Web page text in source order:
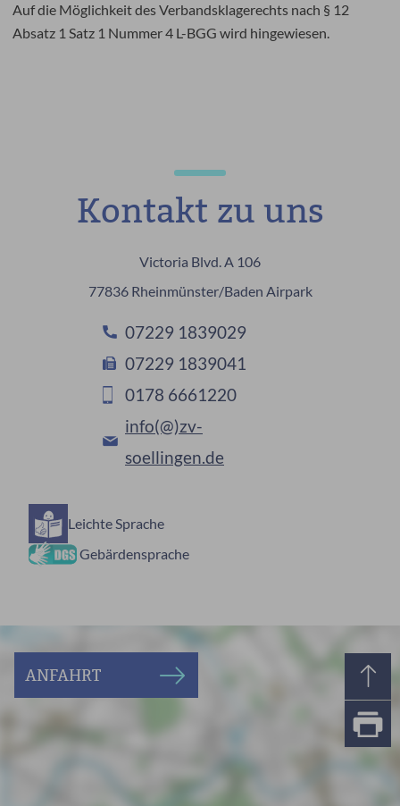
Auf die Möglichkeit des Verbandsklagerechts nach § 12
Absatz 1 Satz 1 Nummer 4 L-BGG wird hingewiesen.
Kontakt zu uns
Victoria Blvd. A 106
77836 Rheinmünster/Baden Airpark
07229 1839029
07229 1839041
0178 6661220
info(@)zv-
soellingen.de
Leichte Sprache
Gebärdensprache
ANFAHRT